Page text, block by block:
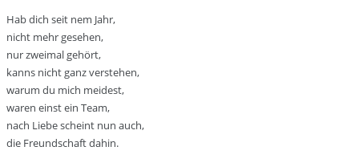
Hab dich seit nem Jahr,
nicht mehr gesehen,
nur zweimal gehört,
kanns nicht ganz verstehen,
warum du mich meidest,
waren einst ein Team,
nach Liebe scheint nun auch,
die Freundschaft dahin.